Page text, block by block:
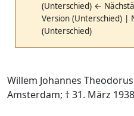
(Unterschied) ←
Version (Unterschied) |
(Unterschied)
Willem Johannes
Amsterdam; † 31. März